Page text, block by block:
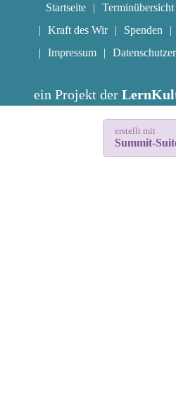
Startseite Terminübersicht
Kraft des Wir
Spenden
Impressum
ein Projekt der
erstellt mit
Summit-